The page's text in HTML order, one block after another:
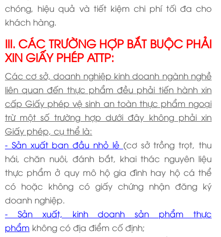
chóng, hiệu quả và tiết kiệm chi phí tối đa cho
khách hàng.
III. CÁC TRƯỜNG HỢP BẮT BUỘC PHẢI
XIN GIẤY PHÉP ATTP:
Các cơ sở, doanh nghiệp kinh doanh ngành nghề
liên quan đến thực phẩm đều phải tiến hành xin
cấp Giấy phép vệ sinh an toàn thực phẩm ngoại
trừ một số trường hợp dưới đây không phải xin
Giấy phép, cụ thể là:
- Sản xuất ban đầu nhỏ lẻ (cơ sở trồng trọt, thu
hái, chăn nuôi, đánh bắt, khai thác nguyên liệu
thực phẩm ở quy mô hộ gia đình hay hộ cá thể
có hoặc không có giấy chứng nhận đăng ký
doanh nghiệp.
- Sản xuất, kinh doanh sản phẩm thực
phẩm không có địa điểm cố định;